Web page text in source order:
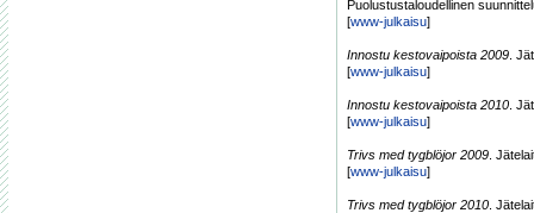
Puolustustaloudellinen
[www-julkaisu]
Innostu kestovaipoista 2009 .
[www-julkaisu]
Innostu kestovaipoista 2010 .
[www-julkaisu]
Trivs med tygblöjor 2009 .
[www-julkaisu]
Trivs med tygblöjor 2010 .